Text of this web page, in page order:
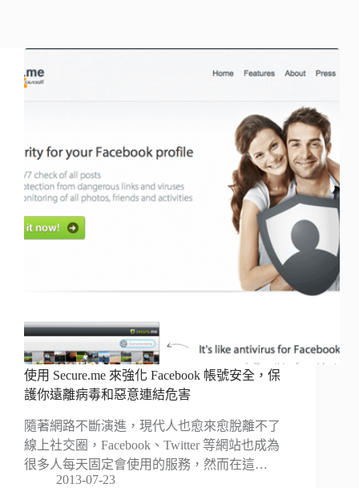
使用 Secure.me 來強化 Facebook 帳號安全，保
護你遠離病毒和惡意連結危害
隨著網路不斷演進，現代人也愈來愈脫離不了
線上社交圈，Facebook、Twitter 等網站也成為
很多人每天固定會使用的服務，然而在這…
2013-07-23